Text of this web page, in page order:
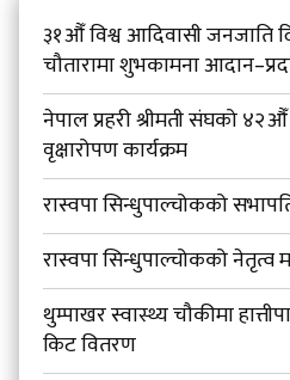
३१औँ विश्व आदिवासी जनजाति
चौतारामा शुभकामना
नेपाल प्रहरी श्रीमती संघको
वृक्षारोपण कार्यक्रम
रास्वपा सिन्धुपाल्चोकको
रास्वपा सिन्धुपाल्चोकको
थुम्पाखर स्वास्थ्य चौकीमा
किट वितरण